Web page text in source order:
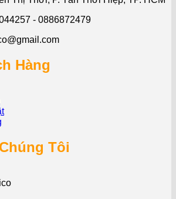
- 0886872479
Hàng
Tôi